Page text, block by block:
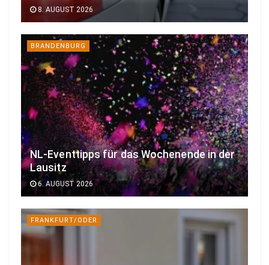
8. AUGUST 2026
BRANDENBURG
NL-Eventtipps für das Wochenende in der
Lausitz
6. AUGUST 2026
FRANKFURT/ODER